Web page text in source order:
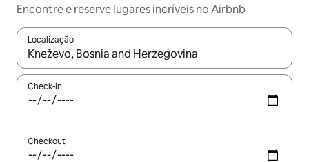
Encontre e reserve lugares incríveis no Airbnb
Localização
Quando os resultados estiverem disponíveis, explore-os
Check-in
Checkout